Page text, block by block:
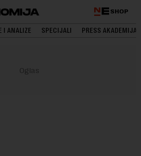
SHOP
I ANALIZE SPECIJALI PRESS AKADEMIJA